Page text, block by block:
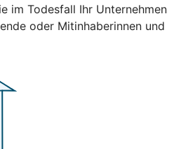
im Todesfall Ihr Unternehmen
oder Mitinhaberinnen und